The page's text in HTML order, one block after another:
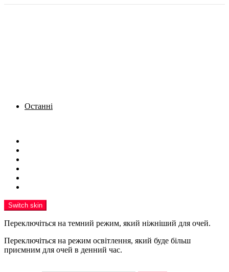
Останні
Switch skin
Переключіться на темний режим, який ніжніший для очей.
Переключіться на режим освітлення, який буде більш
приємним для очей в денний час.